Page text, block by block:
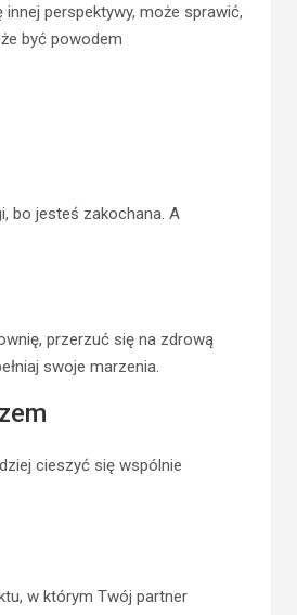
perspektywy, może sprawić,
być powodem
bo jesteś zakochana. A
przerzuć się na zdrową
swoje marzenia.
cieszyć się wspólnie
w którym Twój partner